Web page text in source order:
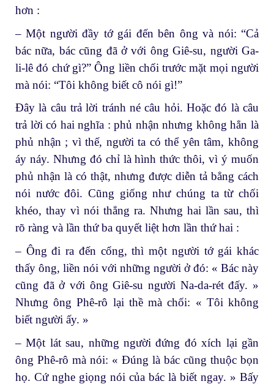
hơn :
– Một người đầy tớ gái đến bên ông và nói: “Cả
bác nữa, bác cũng đã ở với ông Giê-su, người Ga-
li-lê đó chứ gì?” Ông liền chối trước mặt mọi người
mà nói: “Tôi không biết cô nói gì!”
Đây là câu trả lời tránh né câu hỏi. Hoặc đó là câu
trả lời có hai nghĩa : phủ nhận nhưng không hẳn là
phủ nhận ; vì thế, người ta có thể yên tâm, không
áy náy. Nhưng đó chỉ là hình thức thôi, vì ý muốn
phủ nhận là có thật, nhưng được diễn tả bẳng cách
nói nước đôi. Cũng giống như chúng ta từ chối
khéo, thay vì nói thẳng ra. Nhưng hai lần sau, thì
rõ ràng và lần thứ ba quyết liệt hơn lần thứ hai :
– Ông đi ra đến cổng, thì một người tớ gái khác
thấy ông, liền nói với những người ở đó: « Bác này
cũng đã ở với ông Giê-su người Na-da-rét đấy. »
Nhưng ông Phê-rô lại thề mà chối: « Tôi không
biết người ấy. »
– Một lát sau, những người đứng đó xích lại gần
ông Phê-rô mà nói: « Đúng là bác cũng thuộc bọn
họ. Cứ nghe giọng nói của bác là biết ngay. » Bấy